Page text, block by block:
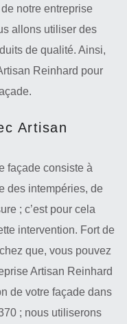
notre entreprise
allons utiliser des
de qualité. Ainsi,
Reinhard pour
Artisan
façade consiste à
des intempéries, de
; c’est pour cela
intervention. Fort de
que, vous pouvez
Artisan Reinhard
de votre façade dans
; nous utiliserons